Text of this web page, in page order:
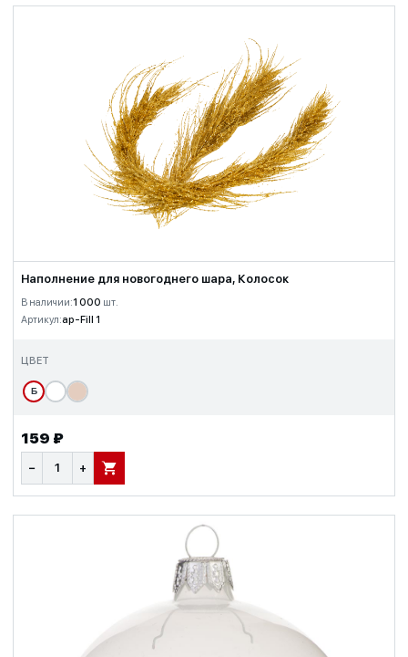
Наполнение для новогоднего шара, Колосок
В наличии:1 000 шт.
Артикул:ap-Fill 1
ЦВЕТ
Б
159 ₽
− + В КОРЗИНУ